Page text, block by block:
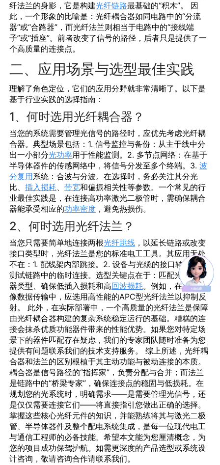
纤法兰的身影，它是构建光纤链路最基础的“积木”。 因
此，一个形象的比喻是：光纤耦合器如同电路中的“分流
器”或“合路器”，而光纤法兰则相当于电路中的“接线端
子”或“插座”。前者改变了信号的路径，后者只是提供了一
个高质量的连接点。
二、应用场景与选型最佳实践
理解了角色定位，它们的应用分野就非常清晰了。以下是
基于行业实践的选择指南：
1、何时选用光纤耦合器？
当您的系统需要管理光信号的路径时，应优先考虑光纤耦
合器。典型场景包括：1. 信号监控与备份：从主干线中分
出一小部分光功率用于性能监测。2. 多节点网络：在基于
半导体器件的传感网络中，将信号分发至多个终端。3.波
分复用系统：合波与分波。在选择时，务必关注其分光
比、插入损耗、带宽和偏振相关性等参数。一个常见的行
业最佳实践是，在连接高功率激光二极管时，需确保耦合
器能承受相应的功率密度 ，避免热损伤。
2、何时选用光纤法兰？
当您只需要简单地连接两根光纤跳线 ，以延长链路或改变
接口类型时，光纤法兰是您的标准电工工具。其应用无处
不在：1. 配线架内部跳接。2. 设备与光缆的接口转换。3.
测试链路中的临时连接。选型关键点在于：匹配光纤连接
器类型、确保低插入损耗和高回波损耗。例如，在高速成
像数据传输中，应选用高性能的APC型光纤法兰以抑制反
射。 此外，在实际部署中，一个高质量的光纤法兰是保障
由光纤耦合器构建的复杂系统稳定运行的基础。糟糕的连
接会抹杀优质功能器件带来的性能优势。如果您对特定场
景下的器件匹配存在疑虑，我们的专家团队随时准备为您
提供有问题联系我们的技术支持服务。 综上所述，光纤耦
合器和法兰的区别根植于其主动功能与被动连接的本质。
耦合器是信号路径的“指挥家”，负责分配与合并；而法兰
是链路中的“桥梁专家”，确保连接点的稳固与低损耗。在
规划您的光系统时，明确需求——是需要管理光信号，还
是仅仅需要连接它们——将直接指引您做出正确的选择。
掌握这些核心光纤元件的知识，并能熟练将其与激光二极
管、半导体器件及整个配电系统集成，是每一位现代电工
与通信工程师的必备技能。希望本文能为您厘清概念，为
您的项目成功保驾护航。如需更深度的产品选型或系统设
计咨询，敬请咨询合作请联系我们。